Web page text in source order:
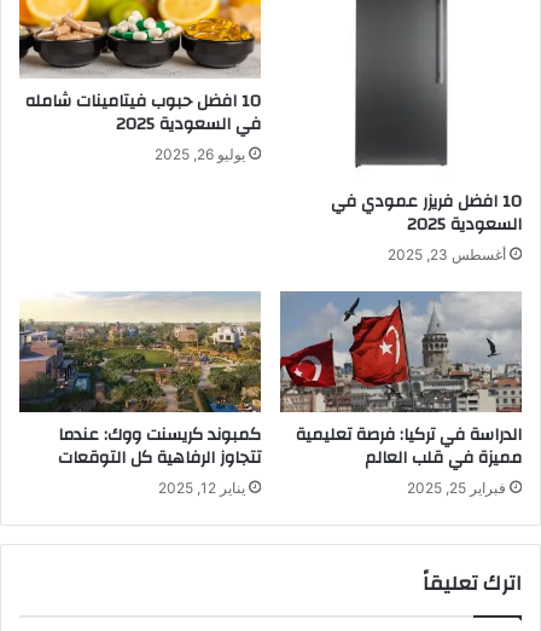
10 افضل فريزر عمودي​ في
السعودية​ 2025
أغسطس 23, 2025
10 افضل حبوب فيتامينات شامله​
في السعودية 2025
يوليو 26, 2025
الدراسة في تركيا: فرصة تعليمية
مميزة في قلب العالم
فبراير 25, 2025
كمبوند كريسنت ووك: عندما
تتجاوز الرفاهية كل التوقعات
يناير 12, 2025
اترك تعليقاً